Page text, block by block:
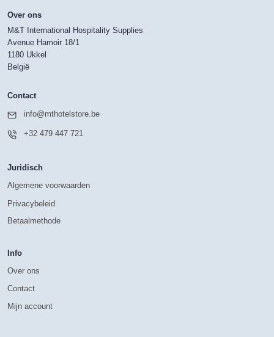
Over ons
M&T International Hospitality Supplies
Avenue Hamoir 18/1
1180 Ukkel
België
Contact
info@mthotelstore.be
+32 479 447 721
Juridisch
Algemene voorwaarden
Privacybeleid
Betaalmethode
Info
Over ons
Contact
Mijn account